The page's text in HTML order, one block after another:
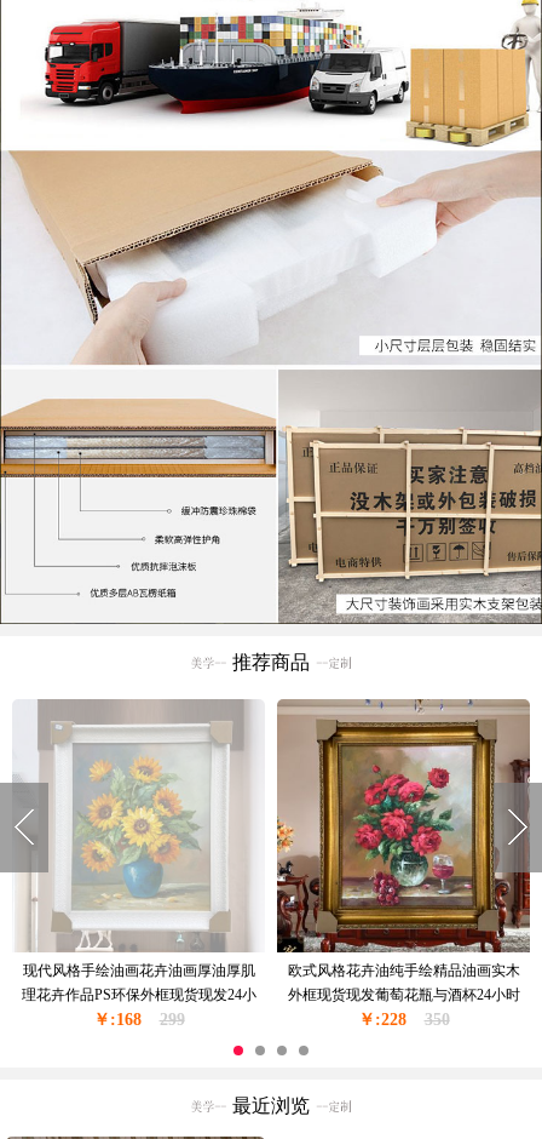
推荐商品
现代风格手绘油画花卉油画厚油厚肌
理花卉作品PS环保外框现货现发24小
时之内发货
￥:168 299
欧式风格花卉油纯手绘精品油画实木
外框现货现发葡萄花瓶与酒杯24小时
之内发货
￥:228 350
最近浏览